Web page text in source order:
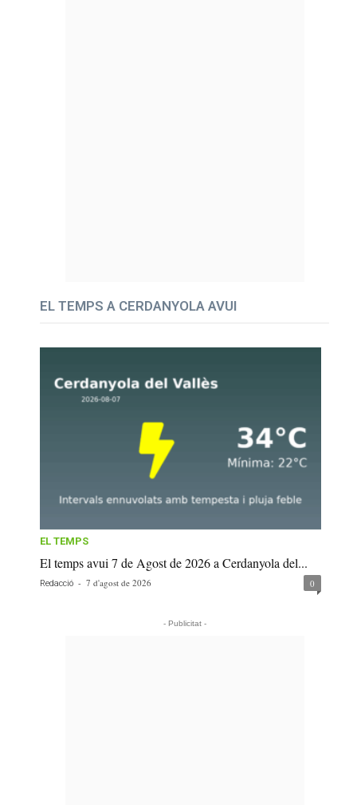
EL TEMPS A CERDANYOLA AVUI
EL TEMPS
El temps avui 7 de Agost de 2026 a Cerdanyola del...
Redacció - 7 d'agost de 2026 0
- Publicitat -